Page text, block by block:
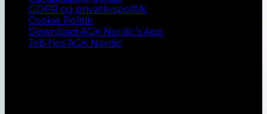
GDPR og privatlivspolitik
Cookie Politik
Download AGK Nordic’s App
Job hos AGK Nordic